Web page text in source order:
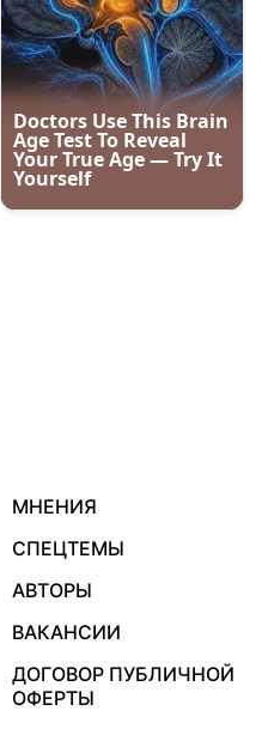
МНЕНИЯ
СПЕЦТЕМЫ
АВТОРЫ
ВАКАНСИИ
ДОГОВОР ПУБЛИЧНОЙ
ОФЕРТЫ